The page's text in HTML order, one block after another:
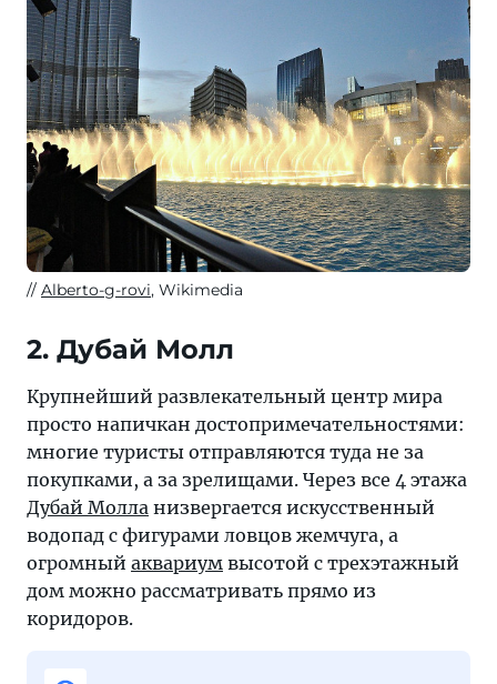
Alberto-g-rovi, Wikimedia
2. Дубай Молл
Крупнейший развлекательный центр мира
просто напичкан достопримечательностями:
многие туристы отправляются туда не за
покупками, а за зрелищами. Через все 4 этажа
Дубай Молла низвергается искусственный
водопад с фигурами ловцов жемчуга, а
огромный аквариум высотой с трехэтажный
дом можно рассматривать прямо из
коридоров.